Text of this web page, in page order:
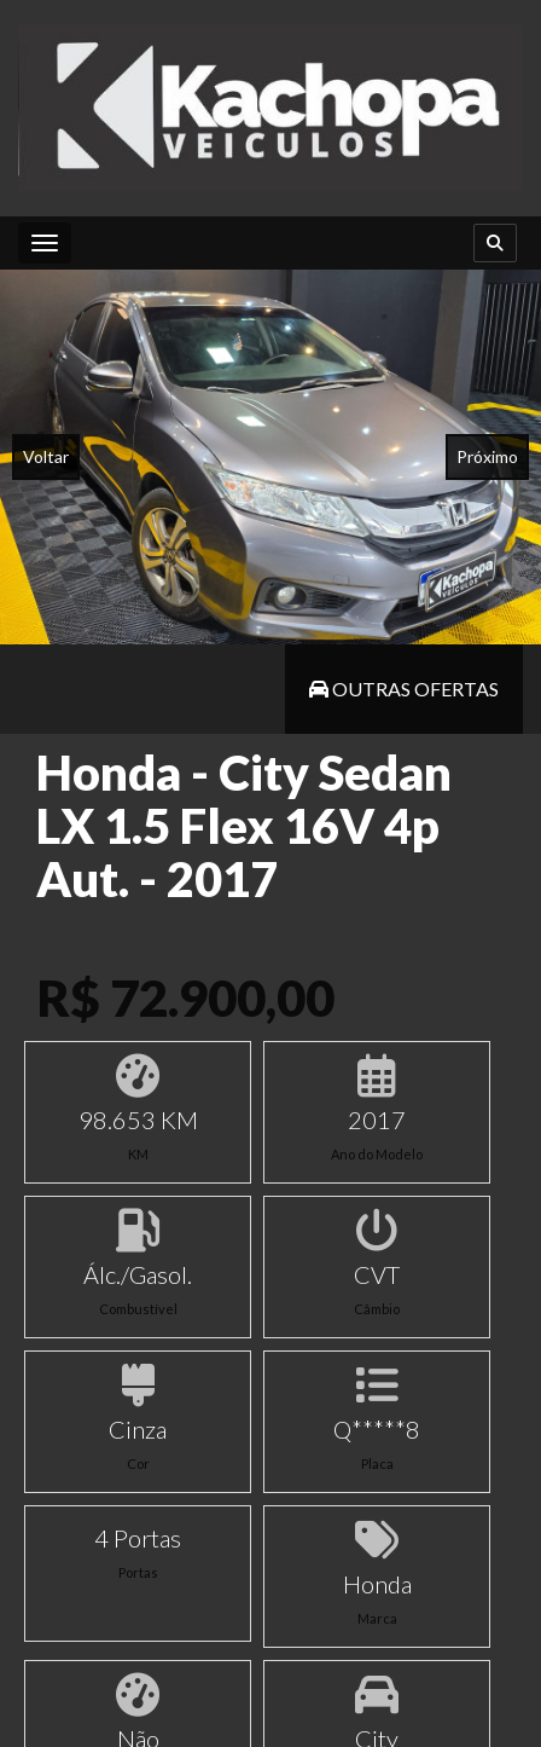
Toggle navigation
Voltar Próximo
OUTRAS OFERTAS
Honda - City Sedan
LX 1.5 Flex 16V 4p
Aut. - 2017
R$ 72.900,00
98.653 KM
KM
2017
Ano do Modelo
Álc./Gasol.
Combustível
CVT
Câmbio
Cinza
Cor
Q*****8
Placa
4 Portas
Portas Honda
Marca
Não City